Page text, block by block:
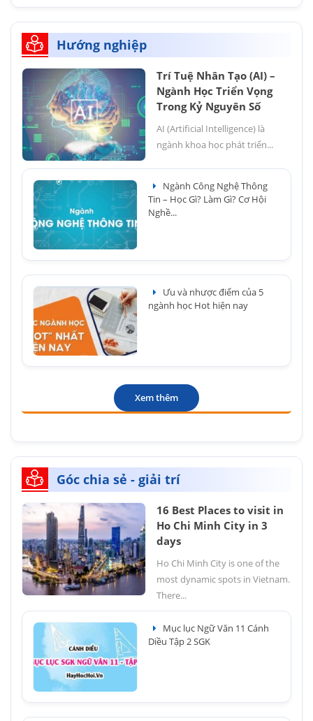
Hướng nghiệp
Trí Tuệ Nhân Tạo (AI) –
Ngành Học Triển Vọng
Trong Kỷ Nguyên Số
AI (Artificial Intelligence) là
ngành khoa học phát triển...
Ngành Công Nghệ Thông
Tin – Học Gì? Làm Gì? Cơ Hội
Nghề...
Ưu và nhược điểm của 5
ngành học Hot hiện nay
Xem thêm
Góc chia sẻ - giải trí
16 Best Places to visit in
Ho Chi Minh City in 3
days
Ho Chi Minh City is one of the
most dynamic spots in Vietnam.
There...
Mục lục Ngữ Văn 11 Cánh
Diều Tập 2 SGK